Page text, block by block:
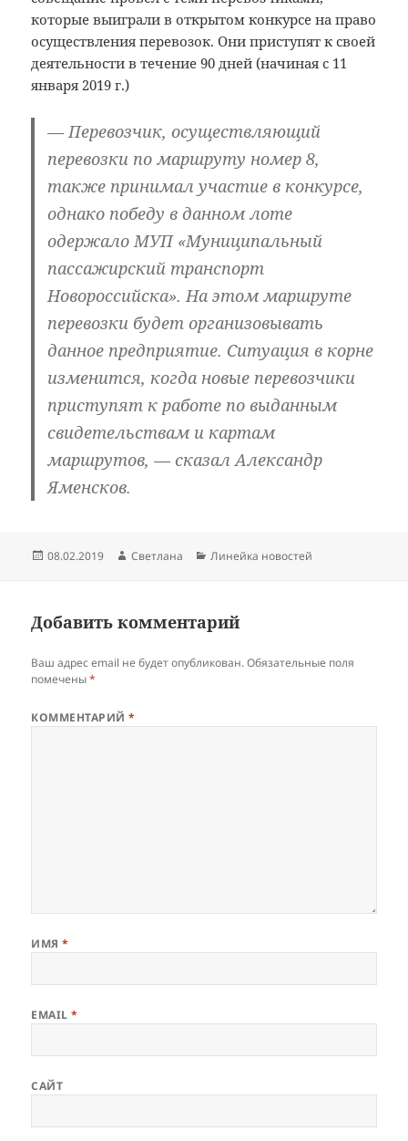
которые выиграли в открытом конкурсе на право
осуществления перевозок. Они приступят к своей
деятельности в течение 90 дней (начиная с 11
января 2019 г.)
— Перевозчик, осуществляющий
перевозки по маршруту номер 8,
также принимал участие в конкурсе,
однако победу в данном лоте
одержало МУП «Муниципальный
пассажирский транспорт
Новороссийска». На этом маршруте
перевозки будет организовывать
данное предприятие. Ситуация в корне
изменится, когда новые перевозчики
приступят к работе по выданным
свидетельствам и картам
маршрутов, — сказал Александр
Яменсков.
Опубликовано
08.02.2019 Автор
Светлана Рубрики
Линейка новостей
Добавить комментарий
Ваш адрес email не будет опубликован. Обязательные поля
помечены*
КОММЕНТАРИЙ*
ИМЯ*
EMAIL*
САЙТ